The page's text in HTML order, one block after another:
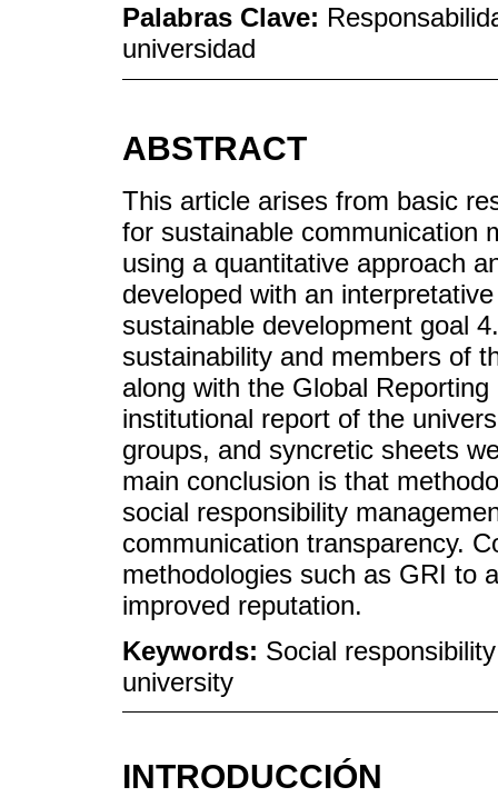
Palabras Clave:
universidad
ABSTRACT
This article arises from basic
for sustainable communication
using a quantitative approach
developed with an
sustainable development goal
sustainability and members of
along with the Global
institutional report of the
groups, and syncretic sheets
main conclusion is that
social responsibility
communication transparency.
methodologies such as GRI to
improved reputation.
Keywords: Social
university
INTRODUCCIÓN